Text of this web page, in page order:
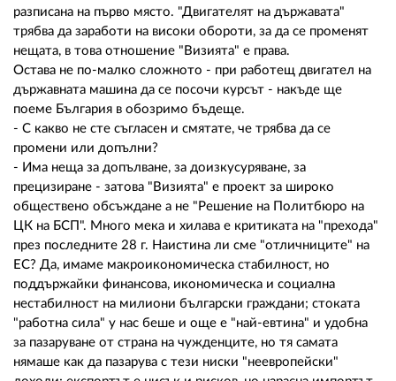
разписана на първо място. "Двигателят на държавата"
трябва да заработи на високи обороти, за да се променят
нещата, в това отношение "Визията" е права.
Остава не по-малко сложното - при работещ двигател на
държавната машина да се посочи курсът - накъде ще
поеме България в обозримо бъдеще.
- С какво не сте съгласен и смятате, че трябва да се
промени или допълни?
- Има неща за допълване, за доизкусуряване, за
прецизиране - затова "Визията" е проект за широко
обществено обсъждане а не "Решение на Политбюро на
ЦК на БСП". Много мека и хилава е критиката на "прехода"
през последните 28 г. Наистина ли сме "отличниците" на
ЕС? Да, имаме макроикономическа стабилност, но
поддържайки финансова, икономическа и социална
нестабилност на милиони български граждани; стоката
"работна сила" у нас беше и още е "най-евтина" и удобна
за пазаруване от страна на чужденците, но тя самата
нямаше как да пазарува с тези ниски "неевропейски"